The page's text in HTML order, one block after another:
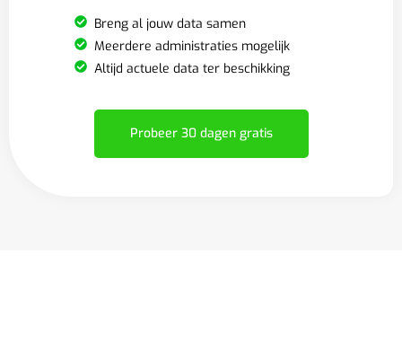
Breng al jouw data samen
Meerdere administraties mogelijk
Altijd actuele data ter beschikking
Probeer 30 dagen gratis